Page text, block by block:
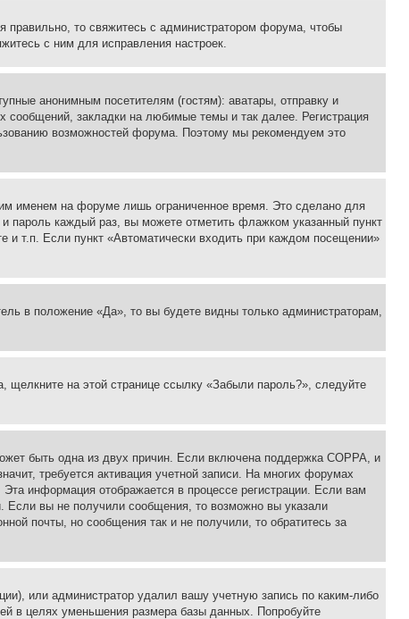
правильно, то свяжитесь с администратором форума, чтобы
с ним для исправления настроек.
анонимным посетителям (гостям): аватары, отправку и
сообщений, закладки на любимые темы и так далее. Регистрация
возможностей форума. Поэтому мы рекомендуем это
именем на форуме лишь ограниченное время. Это сделано для
пароль каждый раз, вы можете отметить флажком указанный пункт
и т.п. Если пункт «Автоматически входить при каждом посещении»
в положение «Да», то вы будете видны только администраторам,
щелкните на этой странице ссылку «Забыли пароль?», следуйте
быть одна из двух причин. Если включена поддержка COPPA, и
требуется активация учетной записи. На многих форумах
информация отображается в процессе регистрации. Если вам
Если вы не получили сообщения, то возможно вы указали
почты, но сообщения так и не получили, то обратитесь за
или администратор удалил вашу учетную запись по каким-либо
в целях уменьшения размера базы данных. Попробуйте